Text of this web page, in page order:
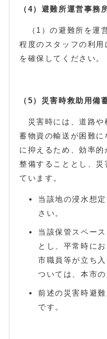
（4）避難所運営事務
（1）の避難所を運
程度のスタッフの利
を確保してください。
（5）災害時救助用備
災害時には、道路や
蓄物資の輸送が困難
に抑えるため、効率
整備することとし、
ています。
当該地の浸水想
さい。
当該保管スペー
とし、平常時に
市職員等が立ち
ついては、本市
前述の災害時避
です。